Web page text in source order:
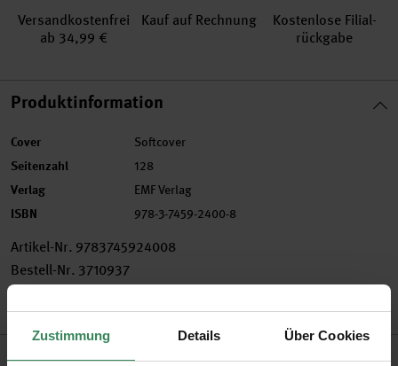
Zustimmung Details Über Cookies
Versand­kosten­frei
ab 34,99 €
Kauf auf Rechnung
Kosten­lose Filial­
rückgabe
Produktinformation
Cover Softcover
Seitenzahl 128
Verlag EMF Verlag
ISBN 978-3-7459-2400-8
Artikel-Nr. 9783745924008
Bestell-Nr. 3710937
Produktbeschreibung